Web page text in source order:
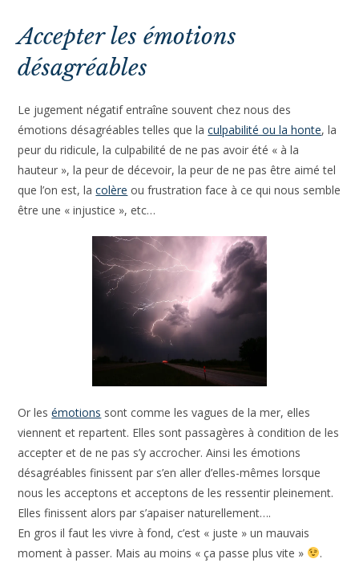
Accepter les émotions
désagréables
Le jugement négatif entraîne souvent chez nous des
émotions désagréables telles que laculpabilité ou la honte, la
peur du ridicule, la culpabilité de ne pas avoir été « à la
hauteur », la peur de décevoir, la peur de ne pas être aimé tel
que l’on est, lacolère ou frustration face à ce qui nous semble
être une « injustice », etc…
Or lesémotions sont comme les vagues de la mer, elles
viennent et repartent. Elles sont passagères à condition de les
accepter et de ne pas s’y accrocher. Ainsi les émotions
désagréables finissent par s’en aller d’elles-mêmes lorsque
nous les acceptons et acceptons de les ressentir pleinement.
Elles finissent alors par s’apaiser naturellement….
En gros il faut les vivre à fond, c’est « juste » un mauvais
moment à passer. Mais au moins « ça passe plus vite »
.